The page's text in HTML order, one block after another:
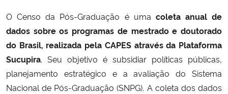
Banco Central do Brasil
O Censo da Pós-Graduação é uma coleta anual de
dados sobre os programas de mestrado e doutorado
do Brasil, realizada pela CAPES através da Plataforma
Sucupira. Seu objetivo é subsidiar políticas públicas,
planejamento estratégico e a avaliação do Sistema
Nacional de Pós-Graduação (SNPG). A coleta dos dados